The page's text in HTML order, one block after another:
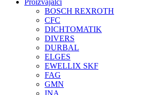
Proizvajalci
BOSCH REXROTH
CFC
DICHTOMATIK
DIVERS
DURBAL
ELGES
EWELLIX SKF
FAG
GMN
INA